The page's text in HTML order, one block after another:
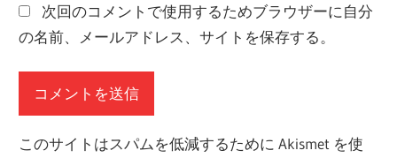
次回のコメントで使用するためブラウザーに自分
の名前、メールアドレス、サイトを保存する。
このサイトはスパムを低減するために Akismet を使